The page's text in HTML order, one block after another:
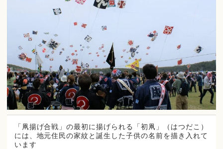
「凧揚げ合戦」の最初に揚げられる「初凧」（はつだこ）
には、地元住民の家紋と誕生した子供の名前を描き入れて
います